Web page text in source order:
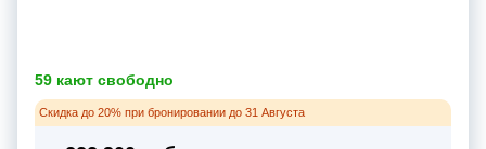
59 кают свободно
Скидка до 20% при бронировании до 31 Августа